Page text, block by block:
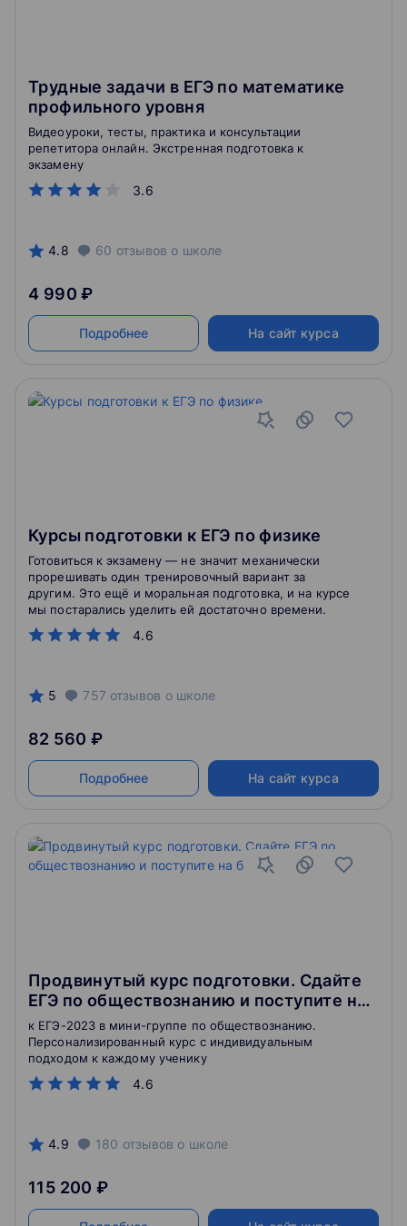
Трудные задачи в ЕГЭ по математике
профильного уровня
3.6
Видеоуроки, тесты, практика и консультации
репетитора онлайн. Экстренная подготовка к
экзамену
4.8 60 отзывов о школе
4 990 ₽
Подробнее На сайт курса
Курсы подготовки к ЕГЭ по физике
4.6
Готовиться к экзамену — не значит механически
прорешивать один тренировочный вариант за
другим. Это ещё и моральная подготовка, и на курсе
мы постарались уделить ей достаточно времени.
5 757 отзывов о школе
82 560 ₽
Подробнее На сайт курса
Продвинутый курс подготовки. Сдайте
ЕГЭ по обществознанию и поступите на
бюджет
4.6
к ЕГЭ-2023 в мини-группе по обществознанию.
Персонализированный курс с индивидуальным
подходом к каждому ученику
4.9 180 отзывов о школе
115 200 ₽